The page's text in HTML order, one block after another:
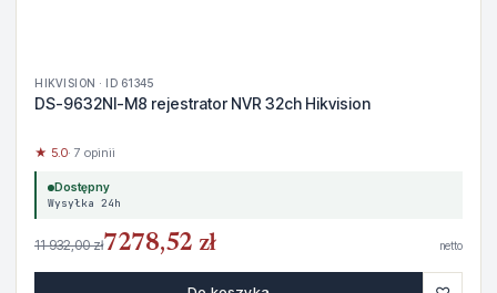
HIKVISION · ID 61345
DS-9632NI-M8 rejestrator NVR 32ch Hikvision
★ 5.0· 7 opinii
Dostępny
Wysyłka 24h
11 932,00 zł7278,52 zł netto